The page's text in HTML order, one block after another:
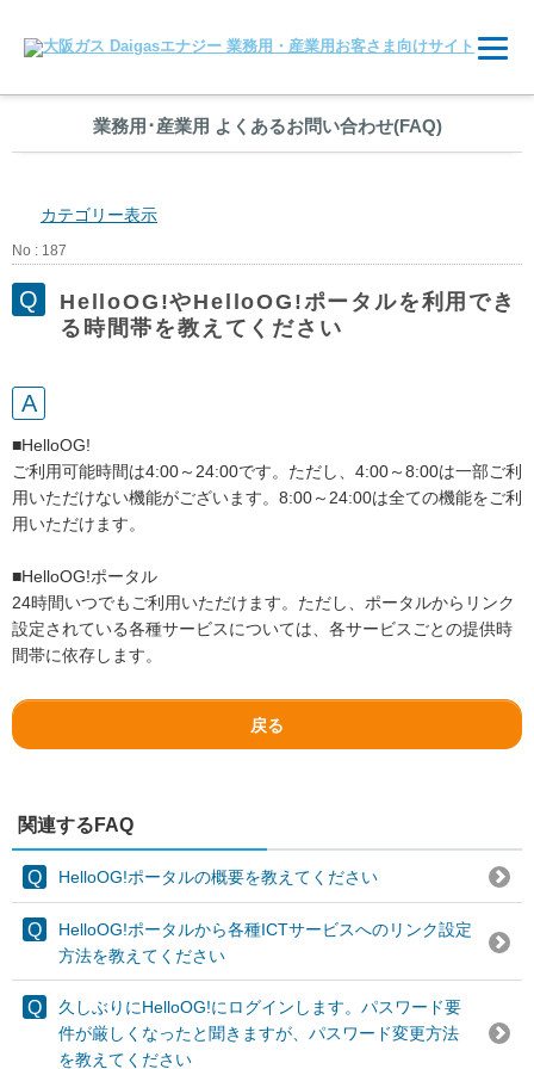
業務用 ･産業用 よくあるお問い合わせ(FAQ)
カテゴリー表示
No : 187
HelloOG!やHelloOG!ポータルを利用でき
る時間帯を教えてください
■HelloOG!
ご利用可能時間は4:00～24:00です。ただし、4:00～8:00は一部ご利
用いただけない機能がございます。8:00～24:00は全ての機能をご利
用いただけます。
■HelloOG!ポータル
24時間いつでもご利用いただけます。ただし、ポータルからリンク
設定されている各種サービスについては、各サービスごとの提供時
間帯に依存します。
戻る
関連するFAQ
HelloOG!ポータルの概要を教えてください
HelloOG!ポータルから各種ICTサービスへのリンク設定
方法を教えてください
久しぶりにHelloOG!にログインします。パスワード要
件が厳しくなったと聞きますが、パスワード変更方法
を教えてください